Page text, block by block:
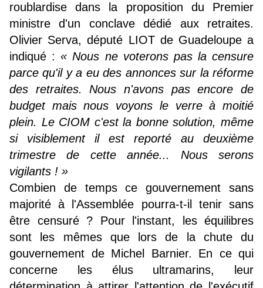
roublardise dans la proposition du Premier
ministre d'un conclave dédié aux retraites.
Olivier Serva, député LIOT de Guadeloupe a
indiqué :« Nous ne voterons pas la censure
parce qu'il y a eu des annonces sur la réforme
des retraites. Nous n'avons pas encore de
budget mais nous voyons le verre à moitié
plein. Le CIOM c'est la bonne solution, même
si visiblement il est reporté au deuxième
trimestre de cette année... Nous serons
vigilants ! »
Combien de temps ce gouvernement sans
majorité à l'Assemblée pourra-t-il tenir sans
être censuré ? Pour l'instant, les équilibres
sont les mêmes que lors de la chute du
gouvernement de Michel Barnier. En ce qui
concerne les élus ultramarins, leur